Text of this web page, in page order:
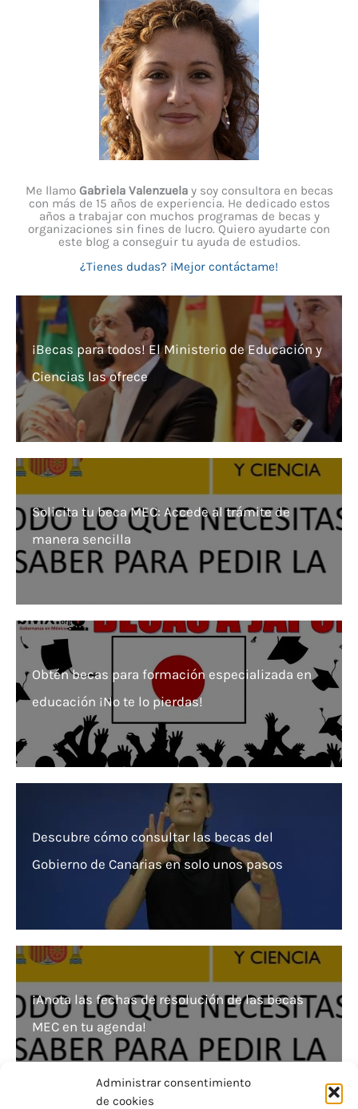
Administrar consentimiento
de cookies
Me llamo Gabriela Valenzuelay soy consultora en becas
con más de 15 años de experiencia. He dedicado estos
años a trabajar con muchos programas de becas y
organizaciones sin fines de lucro. Quiero ayudarte con
este blog a conseguir tu ayuda de estudios.
¿Tienes dudas? ¡Mejor contáctame!
¡Becas para todos! El Ministerio de Educación y
Ciencias las ofrece
Solicita tu beca MEC: Accede al trámite de
manera sencilla
Obtén becas para formación especializada en
educación ¡No te lo pierdas!
Descubre cómo consultar las becas del
Gobierno de Canarias en solo unos pasos
¡Anota las fechas de resolución de las becas
MEC en tu agenda!